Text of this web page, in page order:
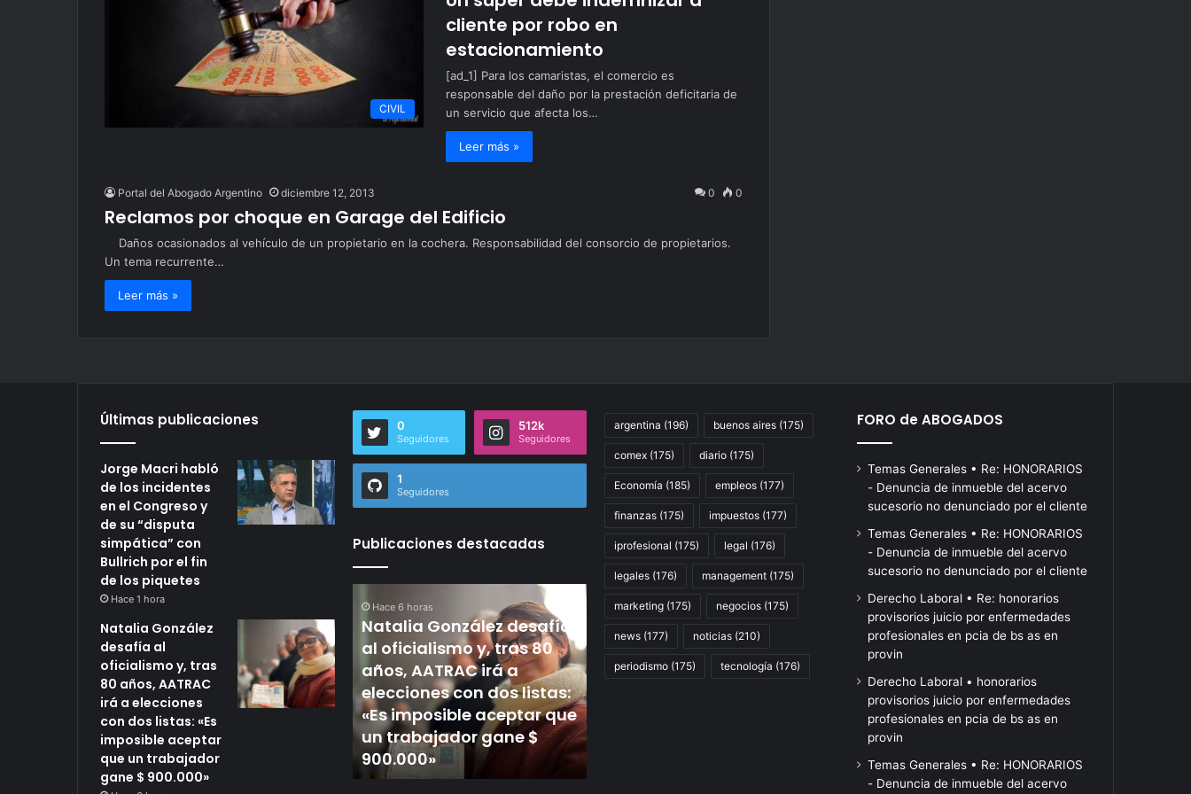
CIVIL
cliente por robo en
estacionamiento
[ad_1] Para los camaristas, el comercio es
responsable del daño por la prestación deficitaria de
un servicio que afecta los…
Leer más »
Portal del Abogado Argentino diciembre 12, 2013 0 0
Reclamos por choque en Garage del Edificio
Daños ocasionados al vehículo de un propietario en la cochera. Responsabilidad del consorcio de propietarios.
Un tema recurrente…
Leer más »
Últimas publicaciones
Jorge Macri habló
de los incidentes
en el Congreso y
de su “disputa
simpática” con
Bullrich por el fin
de los piquetes
Hace 1 hora
Natalia González
desafía al
oficialismo y, tras
80 años, AATRAC
irá a elecciones
con dos listas: «Es
imposible aceptar
que un trabajador
gane $ 900.000»
0
Seguidores
512k
Seguidores
1
Seguidores
Publicaciones destacadas
Jorge
habló
de
los
incidentes
en
el
Congreso
y
de
Hace 1 hora
Jorge Macri habló de los
incidentes en el Congreso
y de su “disputa
simpática” con Bullrich
por el fin de los piquetes
González
desafía
oficialismo
tras
80
años,
AATRAC
irá
Hace 6 horas
Natalia González desafía
al oficialismo y, tras 80
años, AATRAC irá a
elecciones con dos listas:
«Es imposible aceptar que
un trabajador gane $
900.000»
Malestar
de
empresarios
con
Federico
Sturzenegger
por
el
giro
Malestar y desilusión de
muestran
controles
biométricos
bancos
Hace 18 horas
pueden hackear los
controles biométricos de
bancos y fintech de
América Latina
de
riesgo
soberano
sumar
cobertura
exposición al
pesos
argentina (196) buenos aires (175)
comex (175) diario (175)
Economía (185) empleos (177)
finanzas (175) impuestos (177)
iprofesional (175) legal (176)
legales (176) management (175)
marketing (175) negocios (175)
news (177) noticias (210)
periodismo (175) tecnología (176)
FORO de ABOGADOS
Temas Generales • Re: HONORARIOS
- Denuncia de inmueble del acervo
sucesorio no denunciado por el cliente
Temas Generales • Re: HONORARIOS
- Denuncia de inmueble del acervo
sucesorio no denunciado por el cliente
Derecho Laboral • Re: honorarios
provisorios juicio por enfermedades
profesionales en pcia de bs as en
provin
Derecho Laboral • honorarios
provisorios juicio por enfermedades
profesionales en pcia de bs as en
provin
Temas Generales • Re: HONORARIOS
- Denuncia de inmueble del acervo